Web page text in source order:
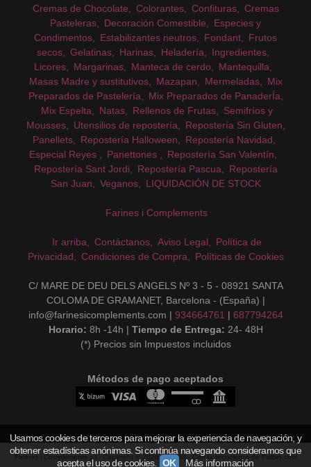
Cremas de Chocolate
Colorantes Confituras
Cremas
Pasteleras
Decoración Comestible
Especies y
Condimentos
Estabilizantes neutros Fondant
Frutos
secos
Gelatinas Harinas Heladería
Ingredientes
Licores
Margarinas Manteca de cerdo
Mantequilla
Masas Madre y sustitutivos
Mazapan Mermeladas
Mix
Preparados de Pastelería
Mix Preparados de PanaderÍa
Mix Espelta
Natas Rellenos de Frutas
Semifríos y
Mousses
Utensilios de repostería
Repostería Sin Gluten
Panellets
Repostería Halloween
Repostería Navidad
Especial Reyes
Panettones
Repostería San Valentín
Repostería Sant Jordi
Repostería Pascua
Repostería
San Juan
Veganos LIQUIDACIÓN DE STOCK
Farines i Complements
Ir arriba Contáctanos Aviso Legal
Política de
Privacidad
Condiciones de Compra Políticas de Cookies
C/ MARE DE DEU DELS ANGELS Nº 3 - 5 - 08921 SANTA
COLOMA DE GRAMANET, Barcelona - (España) |
info@farinesicomplements.com | 934664761 | 687794264
Horario: 8h -14h | Tiempo de Entrega: 24- 48H
(*) Precios sin Impuestos incluidos
Métodos de pago aceptados
- Copyright © 2026 [15240] - Con la tecnología de Palbin.com
Usamos cookies de terceros para mejorar la experiencia de navegación, y
obtener estadísticas anónimas. Si continúa navegando consideramos que
acepta el uso de cookies.
OK Más información